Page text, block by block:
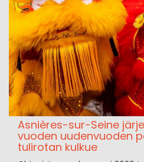
Asnières-sur-Seine
vuoden uudenvuoden
tulirotan kulkue